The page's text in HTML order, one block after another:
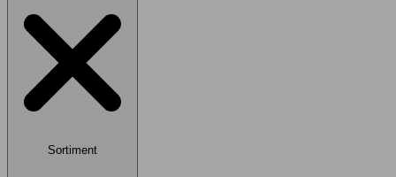
Sortiment